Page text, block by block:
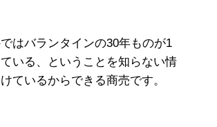
はバランタインの30年ものが1
いる、ということを知らない情
ているからできる商売です。